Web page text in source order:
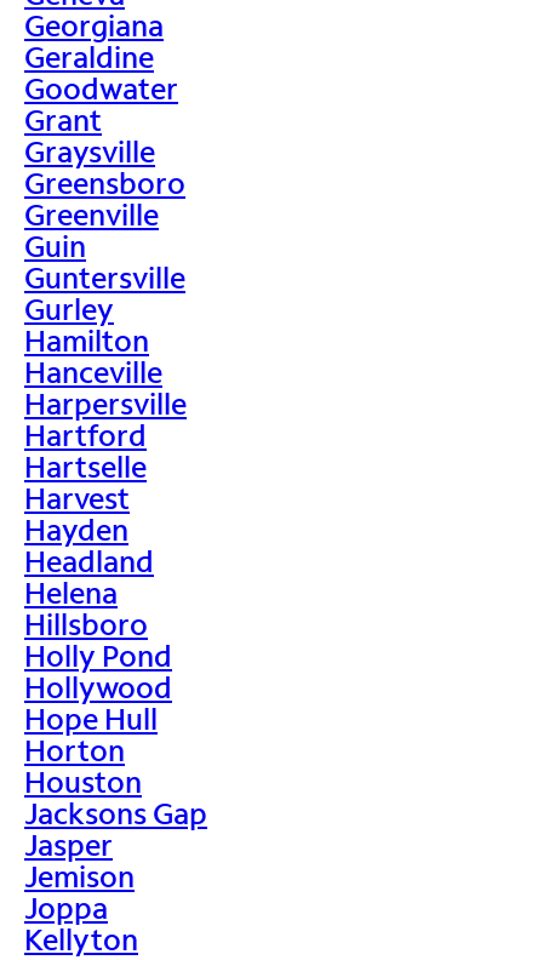
Georgiana
Geraldine
Goodwater
Grant
Graysville
Greensboro
Greenville
Guin
Guntersville
Gurley
Hamilton
Hanceville
Harpersville
Hartford
Hartselle
Harvest
Hayden
Headland
Helena
Hillsboro
Holly Pond
Hollywood
Hope Hull
Horton
Houston
Jacksons Gap
Jasper
Jemison
Joppa
Kellyton